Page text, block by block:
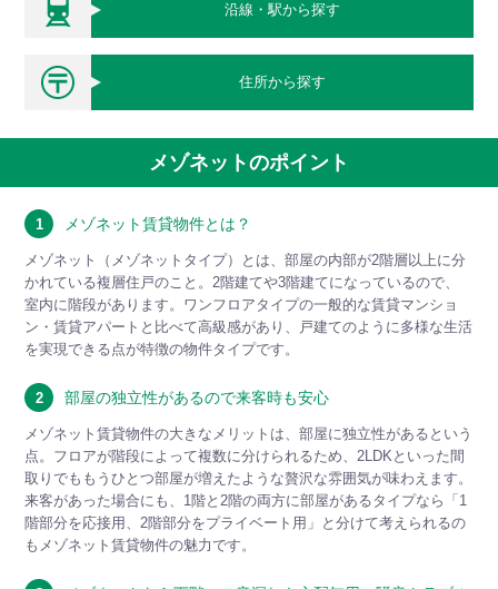
沿線・駅から探す
住所から探す
メゾネットのポイント
1 メゾネット賃貸物件とは？
メゾネット（メゾネットタイプ）とは、部屋の内部が2階層以上に分
かれている複層住戸のこと。2階建てや3階建てになっているので、
室内に階段があります。ワンフロアタイプの一般的な賃貸マンショ
ン・賃貸アパートと比べて高級感があり、戸建てのように多様な生活
を実現できる点が特徴の物件タイプです。
2 部屋の独立性があるので来客時も安心
メゾネット賃貸物件の大きなメリットは、部屋に独立性があるという
点。フロアが階段によって複数に分けられるため、2LDKといった間
取りでももうひとつ部屋が増えたような贅沢な雰囲気が味わえます。
来客があった場合にも、1階と2階の両方に部屋があるタイプなら「1
階部分を応接用、2階部分をプライベート用」と分けて考えられるの
もメゾネット賃貸物件の魅力です。